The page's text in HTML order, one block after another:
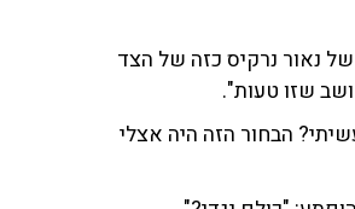
נאור נרקיס כזה של הצד
שזו טעות".
הבחור הזה היה אצלי